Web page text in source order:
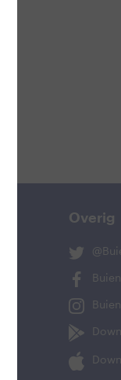
Overig